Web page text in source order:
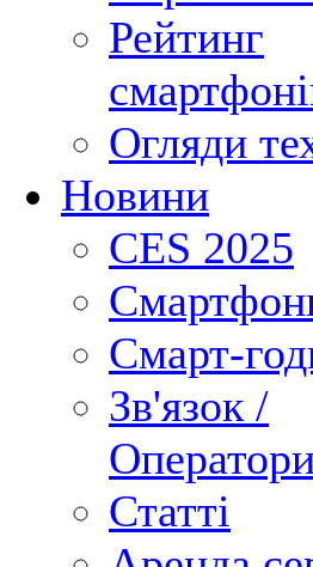
Рейтинг
Огляди
Новини
CES 2025
Смарт-
Зв'язок /
Статті